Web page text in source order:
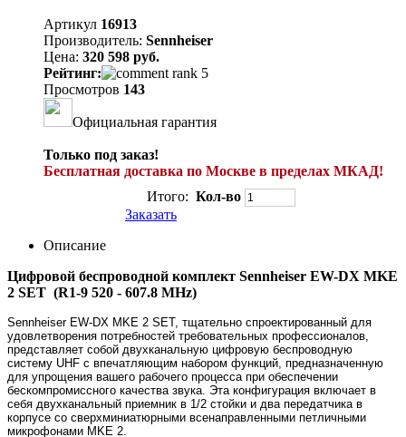
Артикул 16913
Производитель: Sennheiser
Цена: 320 598 руб.
Рейтинг:
Просмотров 143
Официальная гарантия
Только под заказ!
Бесплатная доставка по Москве в пределах МКАД!
Итого: Кол-во
Заказать
Описание
Цифровой беспроводной комплект Sennheiser EW-DX MKE
2 SET (R1-9 520 - 607.8 MHz)
Sennheiser EW-DX MKE 2 SET, тщательно спроектированный для
удовлетворения потребностей требовательных профессионалов,
представляет собой двухканальную цифровую беспроводную
систему UHF с впечатляющим набором функций, предназначенную
для упрощения вашего рабочего процесса при обеспечении
бескомпромиссного качества звука. Эта конфигурация включает в
себя двухканальный приемник в 1/2 стойки и два передатчика в
корпусе со сверхминиатюрными всенаправленными петличными
микрофонами MKE 2.